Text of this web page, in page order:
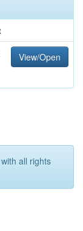
View/Open
all rights